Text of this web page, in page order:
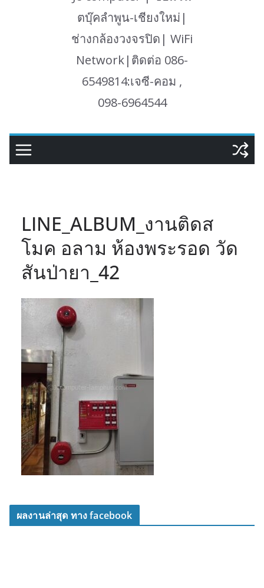
ตบุ๊คลำพูน-เชียงใหม่|
ช่างกล้องวงจรปิด| WiFi
Network|ติดต่อ 086-
6549814:เจซี-คอม ,
098-6964544
LINE_ALBUM_งานติดส
โมค อลาม ห้องพระรอด วัด
สันป่ายา_42
ผลงานล่าสุด ทาง facebook